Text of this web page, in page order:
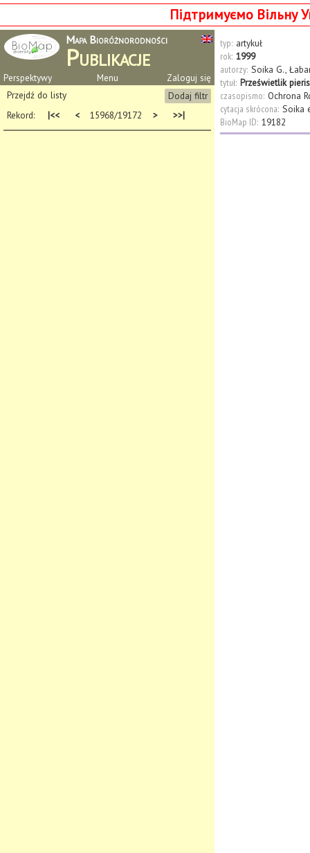
Підтримуємо Вільну
Mapa Bioróżnorodności
Publikacje
Perspektywy Zaloguj się
Menu
Dodaj filtr
Przejdź do listy
Rekord:
|<< < 15968/19172 > >>|
typ: artykuł
rok: 1999
autorzy: Soika G.,
tytuł: Prześwietlik
czasopismo: Ochrona
cytacja skrócona: Soika
BioMap ID: 19182